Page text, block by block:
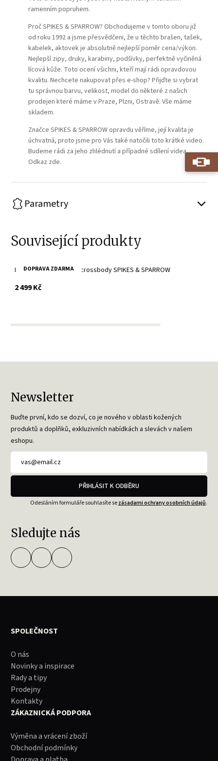
ramenním popruhem.
Proč SPIKES & SPARROW? Obchodujeme v tomto oboru již
od roku 1992 a jsme přesvědčeni, že u těchto brašen, tašek,
kabelek, aktovek je absolutně nejlepší poměr cena/výkon.
Nejlepší zipy, druky, karabiny, podšívky, perfektně vyčiněná
lícová kůže. Toto ocení všichni, kteří mají rádi opravdovou
kvalitu. Nechcete nakupovat přes e-shop? Přijďte si vybrat
tu správnou barvu, velikost, model do některé z našich
prodejen které máme v Praze, Plzni, Ostravě. Vše máme
skladem.
Značce SPIKES & SPARROW opravdu věříme, její kvalita je
úchvatná, proto jsme pro Vás také natočili toto krátké video.
Budeme rádi za jeho zhlédnutí a případné sdílení videa.
Odkaz zde.
Parametry
Související produkty
DOPRAVA ZDARMA
Dámské černé kožené crossbody SPIKES & SPARROW
2 499 Kčs DPH
Newsletter
Buďte první, kdo se dozví, co je nového v oblasti kožených
produktů a doplňků, exkluzivních nabídkách a slevách v našem
eshopu.
PŘIHLÁSIT K ODBĚRU
Odesláním formuláře souhlasíte sezásadami ochrany osobních údajů.
Sledujte nás
SPOLEČNOST
O nás
Novinky a inspirace
Rady a tipy
Prodejny
Kontakty
ZÁKAZNICKÁ PODPORA
Výměna a vrácení zboží
Obchodní podmínky